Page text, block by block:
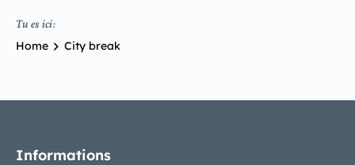
Tu es ici:
Home City break
Informations